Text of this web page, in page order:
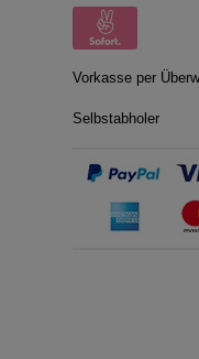
Vorkasse per
Selbstabholer